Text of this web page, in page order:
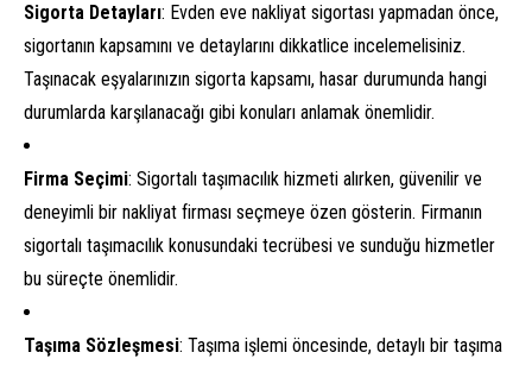
Sigorta Detayları: Evden eve nakliyat sigortası yapmadan önce,
sigortanın kapsamını ve detaylarını dikkatlice incelemelisiniz.
Taşınacak eşyalarınızın sigorta kapsamı, hasar durumunda hangi
durumlarda karşılanacağı gibi konuları anlamak önemlidir.
Firma Seçimi: Sigortalı taşımacılık hizmeti alırken, güvenilir ve
deneyimli bir nakliyat firması seçmeye özen gösterin. Firmanın
sigortalı taşımacılık konusundaki tecrübesi ve sunduğu hizmetler
bu süreçte önemlidir.
Taşıma Sözleşmesi: Taşıma işlemi öncesinde, detaylı bir taşıma